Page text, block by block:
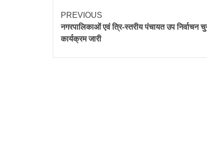
PREVIOUS
नगरपालिकाओं एवं त्रि-स्तरीय पंचायत उप निर्वाचन
कार्यक्रम जारी